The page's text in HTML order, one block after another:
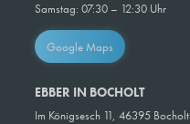
Samstag: 07:30 – 12:30 Uhr
Google Maps
EBBER IN BOCHOLT
Im Königsesch 11, 46395 Bocholt